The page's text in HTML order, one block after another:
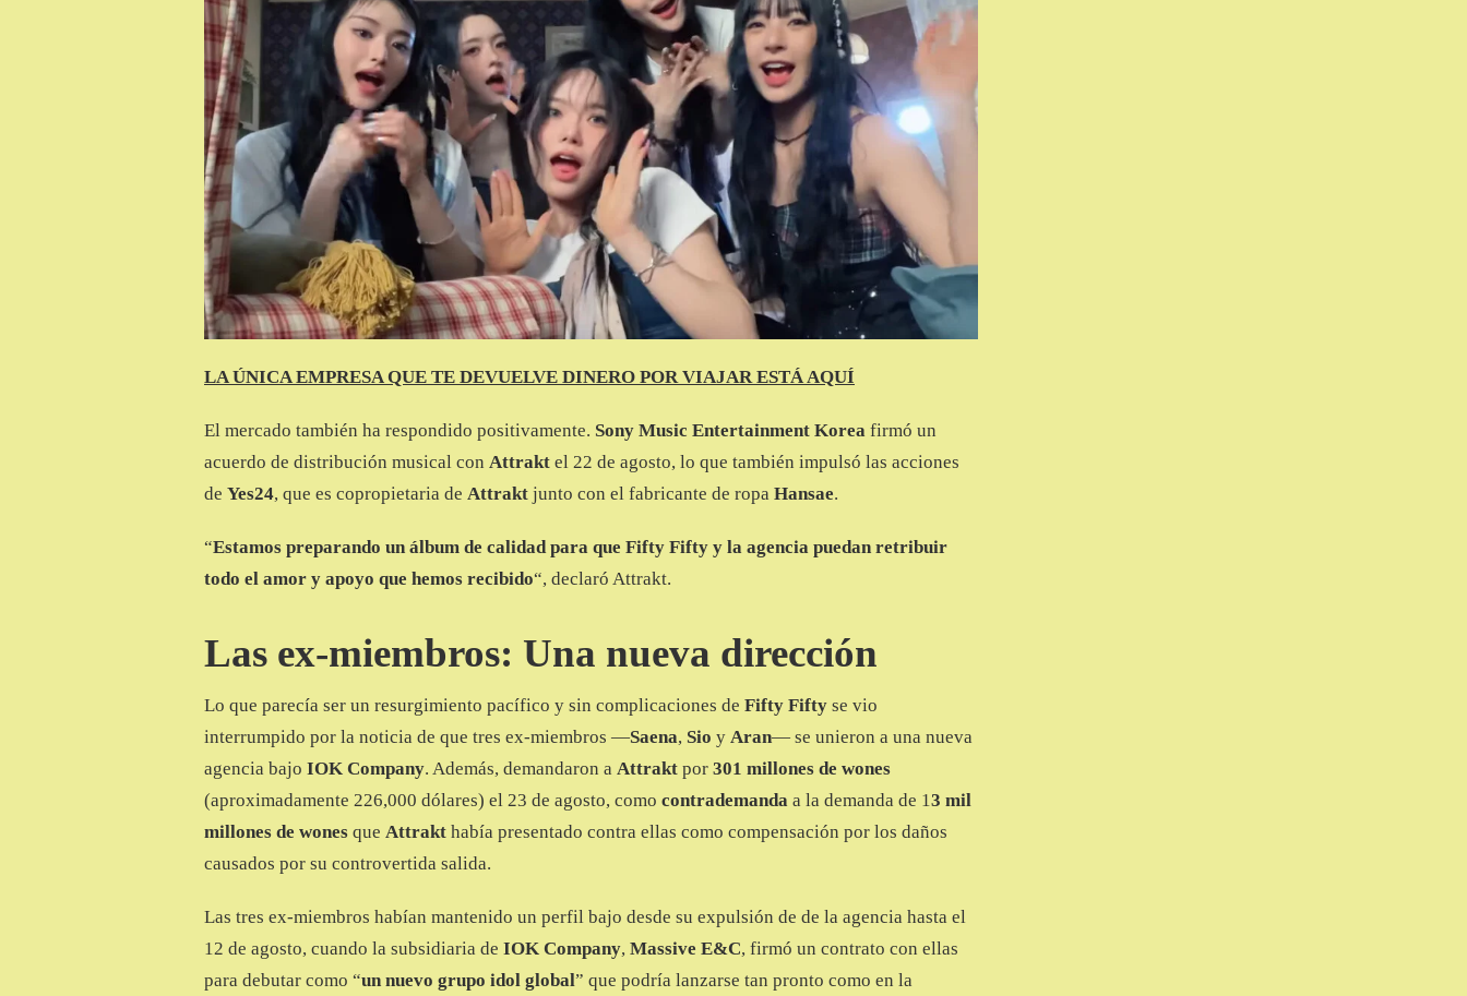
LA ÚNICA EMPRESA QUE TE DEVUELVE DINERO POR VIAJAR ESTÁ AQUÍ
El mercado también ha respondido positivamente. Sony Music Entertainment Korea firmó un
acuerdo de distribución musical con Attrakt el 22 de agosto, lo que también impulsó las acciones
de Yes24, que es copropietaria de Attrakt junto con el fabricante de ropa Hansae.
“Estamos preparando un álbum de calidad para que Fifty Fifty y la agencia puedan retribuir
todo el amor y apoyo que hemos recibido“, declaró Attrakt.
Las ex-miembros: Una nueva dirección
Lo que parecía ser un resurgimiento pacífico y sin complicaciones de Fifty Fifty se vio
interrumpido por la noticia de que tres ex-miembros —Saena, Sio y Aran— se unieron a una nueva
agencia bajo IOK Company. Además, demandaron a Attrakt por 301 millones de wones
(aproximadamente 226,000 dólares) el 23 de agosto, como contrademanda a la demanda de 13 mil
millones de wones que Attrakt había presentado contra ellas como compensación por los daños
causados por su controvertida salida.
Las tres ex-miembros habían mantenido un perfil bajo desde su expulsión de de la agencia hasta el
12 de agosto, cuando la subsidiaria de IOK Company, Massive E&C, firmó un contrato con ellas
para debutar como “un nuevo grupo idol global” que podría lanzarse tan pronto como en la